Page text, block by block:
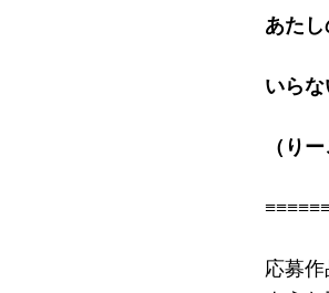
あた
いらな
（り
応募